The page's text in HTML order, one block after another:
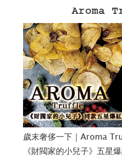
Aroma
歲末奢侈一下｜Aroma
《財閥家的小兒子》五星